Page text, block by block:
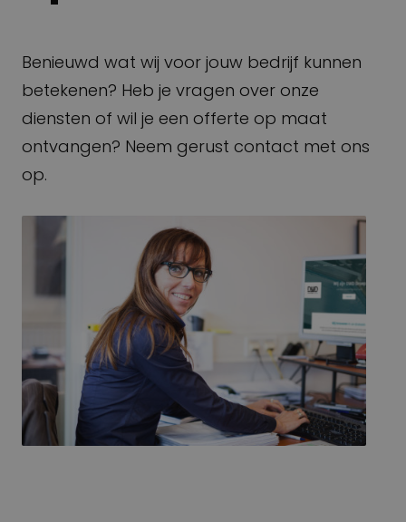
Benieuwd wat wij voor jouw bedrijf kunnen
betekenen? Heb je vragen over onze
diensten of wil je een offerte op maat
ontvangen? Neem gerust contact met ons
op.